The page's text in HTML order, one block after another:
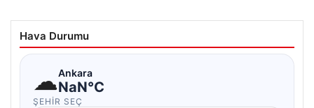
Hava Durumu
☁Ankara
NaN°C
ŞEHIR SEÇ